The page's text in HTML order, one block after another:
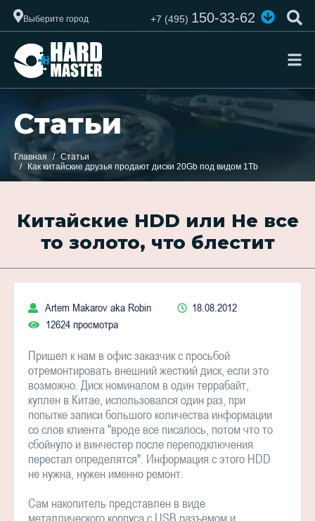
Выберите город +7 (495)150-33-62
Статьи
Главная
Статьи
Как китайские друзья продают диски 20Gb под видом 1Tb
Китайские HDD или Не все
то золото, что блестит
Artem Makarov aka Robin
18.08.2012
12624 просмотра
Пришел к нам в офис заказчик с просьбой
отремонтировать внешний жесткий диск, если это
возможно. Диск номиналом в один террабайт,
куплен в Китае, использовался один раз, при
попытке записи большого количества информации
со слов клиента "вроде все писалось, потом что то
сбойнуло и винчестер после переподключения
перестал определятся". Информация с этого HDD
не нужна, нужен именно ремонт.
Сам накопитель представлен в виде